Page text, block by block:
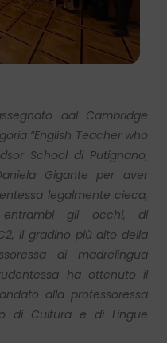
dal Cambridge
“English Teacher who
School di Putignano,
Gigante per aver
legalmente cieca,
gli occhi, di
il gradino più alto della
di madrelingua
ha ottenuto il
alla professoressa
di Cultura e di Lingue